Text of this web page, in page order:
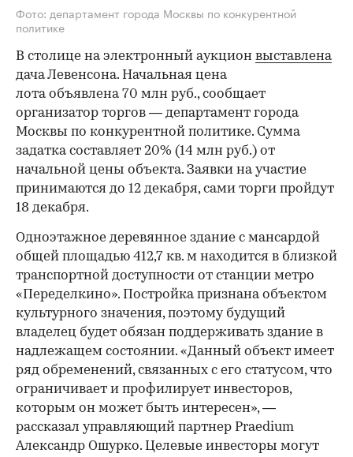
Фото: департамент города Москвы по конкурентной
политике
В столице на электронный аукцион выставлена
дача Левенсона. Начальная цена
лота объявлена 70 млн руб., сообщает
организатор торгов — департамент города
Москвы по конкурентной политике. Сумма
задатка составляет 20% (14 млн руб.) от
начальной цены объекта. Заявки на участие
принимаются до 12 декабря, сами торги пройдут
18 декабря.
Одноэтажное деревянное здание с мансардой
общей площадью 412,7 кв. м находится в близкой
транспортной доступности от станции метро
«Переделкино». Постройка признана объектом
культурного значения, поэтому будущий
владелец будет обязан поддерживать здание в
надлежащем состоянии. «Данный объект имеет
ряд обременений, связанных с его статусом, что
ограничивает и профилирует инвесторов,
которым он может быть интересен», —
рассказал управляющий партнер Praedium
Александр Ошурко. Целевые инвесторы могут